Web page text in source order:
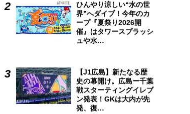
ひんやり涼しい“水の世
界”へダイブ！今年のカ
ープ『夏祭り2026開
催』はタワースプラッシ
ュや水…
【J1広島】新たなる歴
史の幕開け。広島ー千葉
戦スターティングイレブ
ン発表！GKは大内が先
発、復…